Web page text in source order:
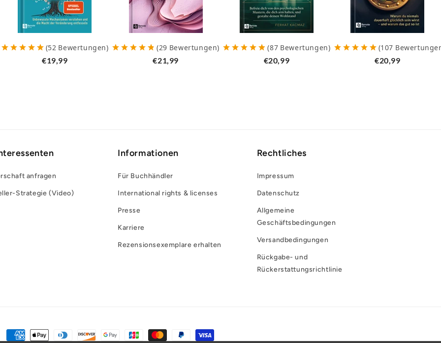
(52 Bewertungen)
€19,99
(29 Bewertungen)
€21,99
(87 Bewertungen)
€20,99
(107
€20,99
anfragen
Strategie (Video)
Informationen
Für Buchhändler
International rights & licenses
Presse
Karriere
Rezensionsexemplare erhalten
Rechtliches
Impressum
Datenschutz
Allgemeine
Geschäftsbedingungen
Versandbedingungen
Rückgabe- und
Rückerstattungsrichtlinie
Zahlungsmethoden